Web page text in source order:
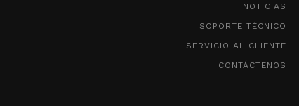
NOTICIAS
SOPORTE TÉCNICO
SERVICIO AL CLIENTE
CONTÁCTENOS